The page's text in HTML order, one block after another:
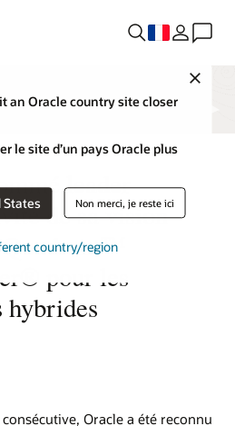
an Oracle country site closer
le site d’un pays Oracle plus
Non merci, je reste ici
country/region
leader
de sa vision
pour les
Oracle a été reconnu